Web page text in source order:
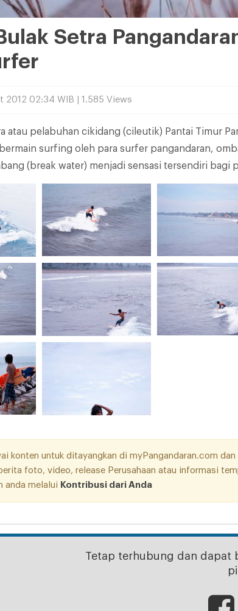
Setra
2012 02:34 WIB | 1.585 Views
atau pelabuhan cikidang (cileutik) Pantai Timur
surfing oleh para surfer pangandaran,
(break water) menjadi sensasi tersendiri bagi
konten untuk ditayangkan di myPangandaran.com
foto, video, release Perusahaan atau informasi
anda melalui Kontribusi dari Anda
Tetap terhubung dan dapat